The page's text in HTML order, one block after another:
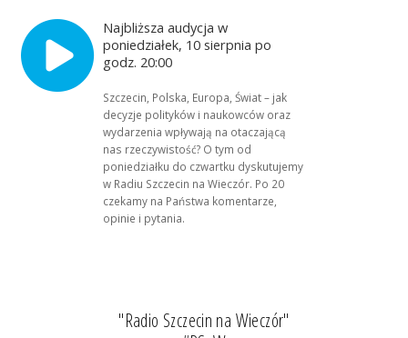
Najbliższa audycja w
poniedziałek, 10 sierpnia po
godz. 20:00
Szczecin, Polska, Europa, Świat – jak
decyzje polityków i naukowców oraz
wydarzenia wpływają na otaczającą
nas rzeczywistość? O tym od
poniedziałku do czwartku dyskutujemy
w Radiu Szczecin na Wieczór. Po 20
czekamy na Państwa komentarze,
opinie i pytania.
"Radio Szczecin na Wieczór"